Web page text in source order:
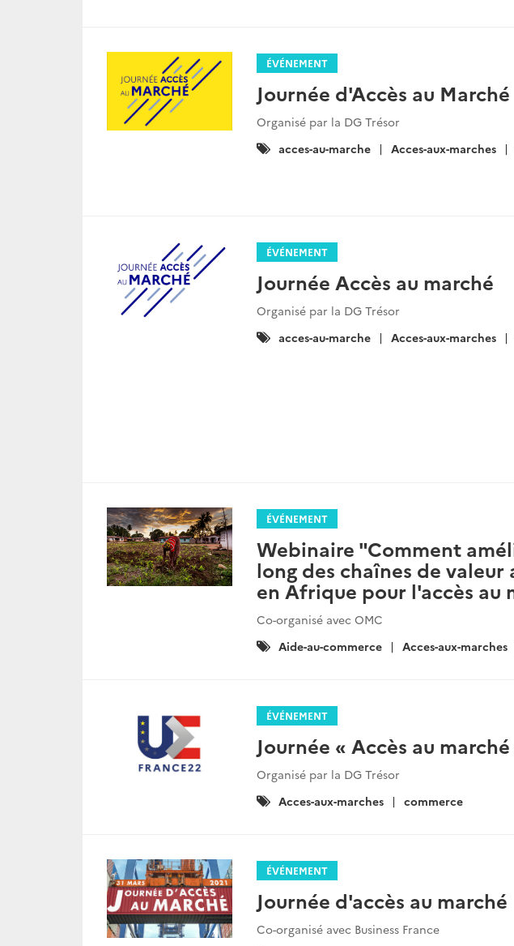
ÉVÉNEMENT
Journée d'Accès au Marché
Organisé par la DG Trésor
Catégories
acces-au-marche Acces-aux-marches
ÉVÉNEMENT
Journée Accès au marché
Organisé par la DG Trésor
Catégories
acces-au-marche Acces-aux-marches
ÉVÉNEMENT
Webinaire "Comment
long des chaînes de
en Afrique pour l'accès au
Co-organisé avec OMC
Catégories
Aide-au-commerce Acces-aux-marches
ÉVÉNEMENT
Journée « Accès au marché
Organisé par la DG Trésor
Catégories
Acces-aux-marches commerce
ÉVÉNEMENT
Journée d'accès au marché
Co-organisé avec Business France